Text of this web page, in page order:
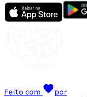
Feito com
por